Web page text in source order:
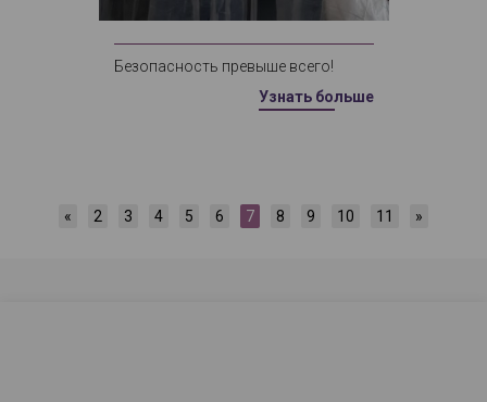
Безопасность превыше всего!
Узнать больше
« 2 3 4 5 6 7 8 9 10 11 »